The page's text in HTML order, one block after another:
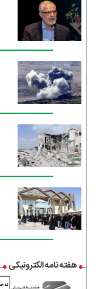
هفته نامه الکترونیکی